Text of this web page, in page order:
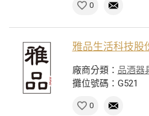
0
雅品生活科技股
廠商分類： 品酒器
攤位號碼：G521
0